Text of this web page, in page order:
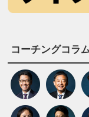
コーチングコラ